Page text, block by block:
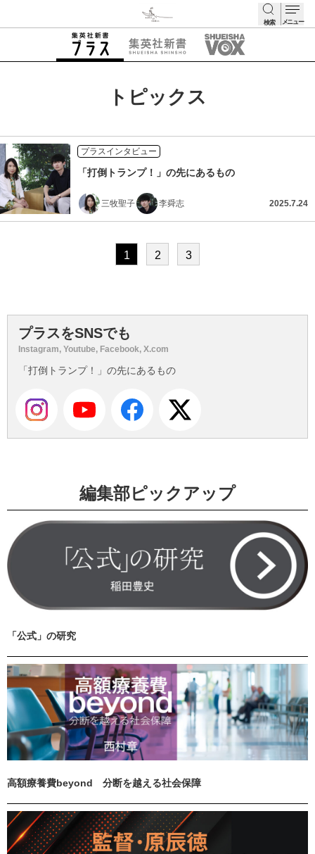
検索 メニュー
トピックス
プラスインタビュー
「打倒トランプ！」の先にあるもの
三牧聖子 李舜志 2025.7.24
1 2 3
プラスをSNSでも
Instagram, Youtube, Facebook, X.com
「打倒トランプ！」の先にあるもの
編集部ピックアップ
「公式」の研究
高額療養費beyond 分断を越える社会保障